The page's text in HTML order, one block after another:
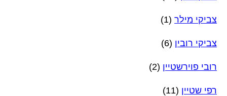
צביקי מילר (1)
צביקי רובין (6)
רובי פוירשטיין (2)
רפי שטיין (11)